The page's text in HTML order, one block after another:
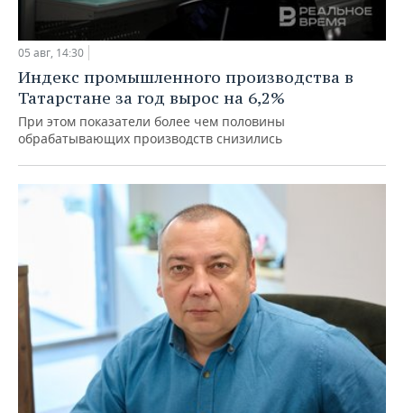
05 авг, 14:30
Индекс промышленного производства в
Татарстане за год вырос на 6,2%
При этом показатели более чем половины
обрабатывающих производств снизились